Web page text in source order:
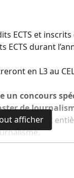
fait l'objet d'un
aux candidats
pas aux
l’ICP et d’autres
ECTS et
durant
en L3 au
un concours
de
plein et
afficher